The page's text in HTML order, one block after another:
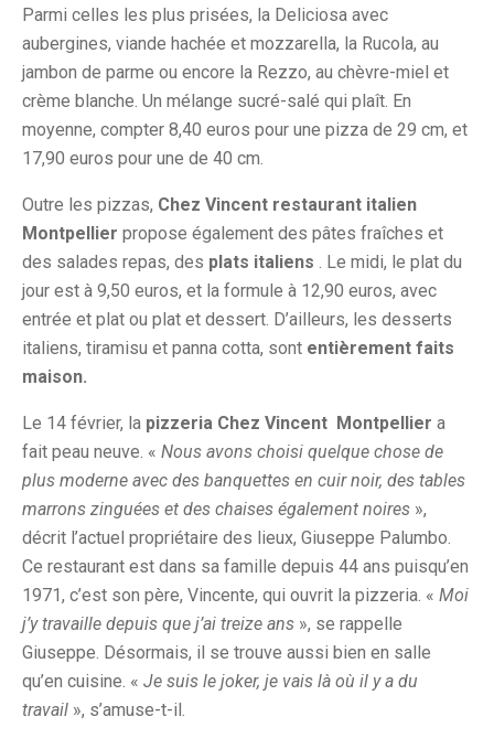
Parmi celles les plus prisées, la Deliciosa avec
aubergines, viande hachée et mozzarella, la Rucola, au
jambon de parme ou encore la Rezzo, au chèvre-miel et
crème blanche. Un mélange sucré-salé qui plaît. En
moyenne, compter 8,40 euros pour une pizza de 29 cm, et
17,90 euros pour une de 40 cm.
Outre les pizzas, Chez Vincent restaurant italien
Montpellier propose également des pâtes fraîches et
des salades repas, des plats italiens . Le midi, le plat du
jour est à 9,50 euros, et la formule à 12,90 euros, avec
entrée et plat ou plat et dessert. D’ailleurs, les desserts
italiens, tiramisu et panna cotta, sont entièrement faits
maison.
Le 14 février, la pizzeria Chez Vincent Montpellier a
fait peau neuve. « Nous avons choisi quelque chose de
plus moderne avec des banquettes en cuir noir, des tables
marrons zinguées et des chaises également noires »,
décrit l’actuel propriétaire des lieux, Giuseppe Palumbo.
Ce restaurant est dans sa famille depuis 44 ans puisqu’en
1971, c’est son père, Vincente, qui ouvrit la pizzeria. « Moi
j’y travaille depuis que j’ai treize ans », se rappelle
Giuseppe. Désormais, il se trouve aussi bien en salle
qu’en cuisine. « Je suis le joker, je vais là où il y a du
travail », s’amuse-t-il.